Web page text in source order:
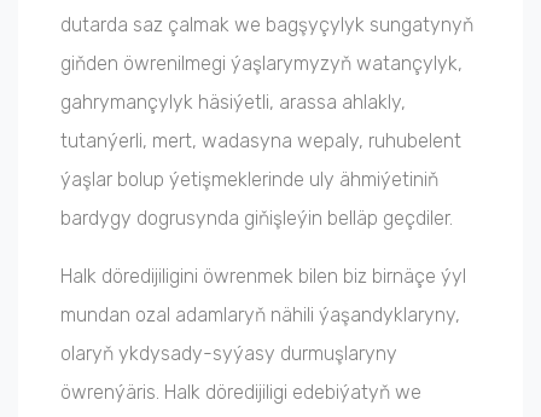
dutarda saz çalmak we bagşyçylyk sungatynyň
giňden öwrenilmegi ýaşlarymyzyň watançylyk,
gahrymançylyk häsiýetli, arassa ahlakly,
tutanýerli, mert, wadasyna wepaly, ruhubelent
ýaşlar bolup ýetişmeklerinde uly ähmiýetiniň
bardygy dogrusynda giňişleýin belläp geçdiler.
Halk döredijiligini öwrenmek bilen biz birnäçe ýyl
mundan ozal adamlaryň nähili ýaşandyklaryny,
olaryň ykdysady-syýasy durmuşlaryny
öwrenýäris. Halk döredijiligi edebiýatyň we